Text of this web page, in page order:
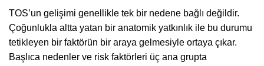
TOS’un gelişimi genellikle tek bir nedene bağlı değildir.
Çoğunlukla altta yatan bir anatomik yatkınlık ile bu durumu
tetikleyen bir faktörün bir araya gelmesiyle ortaya çıkar.
Başlıca nedenler ve risk faktörleri üç ana grupta